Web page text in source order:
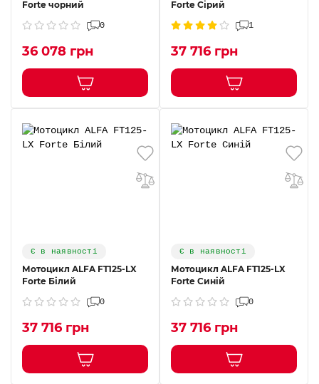
Forte чорний
0
36 078 грн
Forte Cірий
1
37 716 грн
Є в наявності
Мотоцикл ALFA FT125-LX
Forte Білий
0
37 716 грн
Є в наявності
Мотоцикл ALFA FT125-LX
Forte Синiй
0
37 716 грн